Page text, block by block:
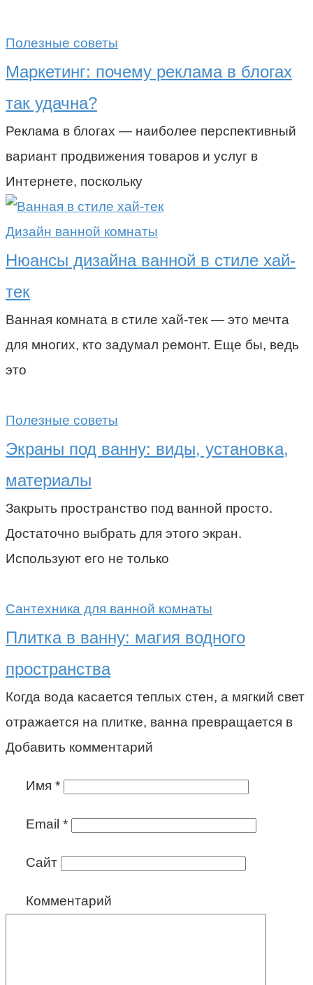
Полезные советы
Маркетинг: почему реклама в блогах
так удачна?
Реклама в блогах — наиболее перспективный
вариант продвижения товаров и услуг в
Интернете, поскольку
Дизайн ванной комнаты
Нюансы дизайна ванной в стиле хай-
тек
Ванная комната в стиле хай-тек — это мечта
для многих, кто задумал ремонт. Еще бы, ведь
это
Полезные советы
Экраны под ванну: виды, установка,
материалы
Закрыть пространство под ванной просто.
Достаточно выбрать для этого экран.
Используют его не только
Сантехника для ванной комнаты
Плитка в ванну: магия водного
пространства
Когда вода касается теплых стен, а мягкий свет
отражается на плитке, ванна превращается в
Добавить комментарий
Имя *
Email *
Сайт
Комментарий